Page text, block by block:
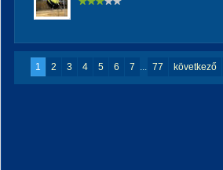
1 2 3 4 5 6 7 ... 77 következő